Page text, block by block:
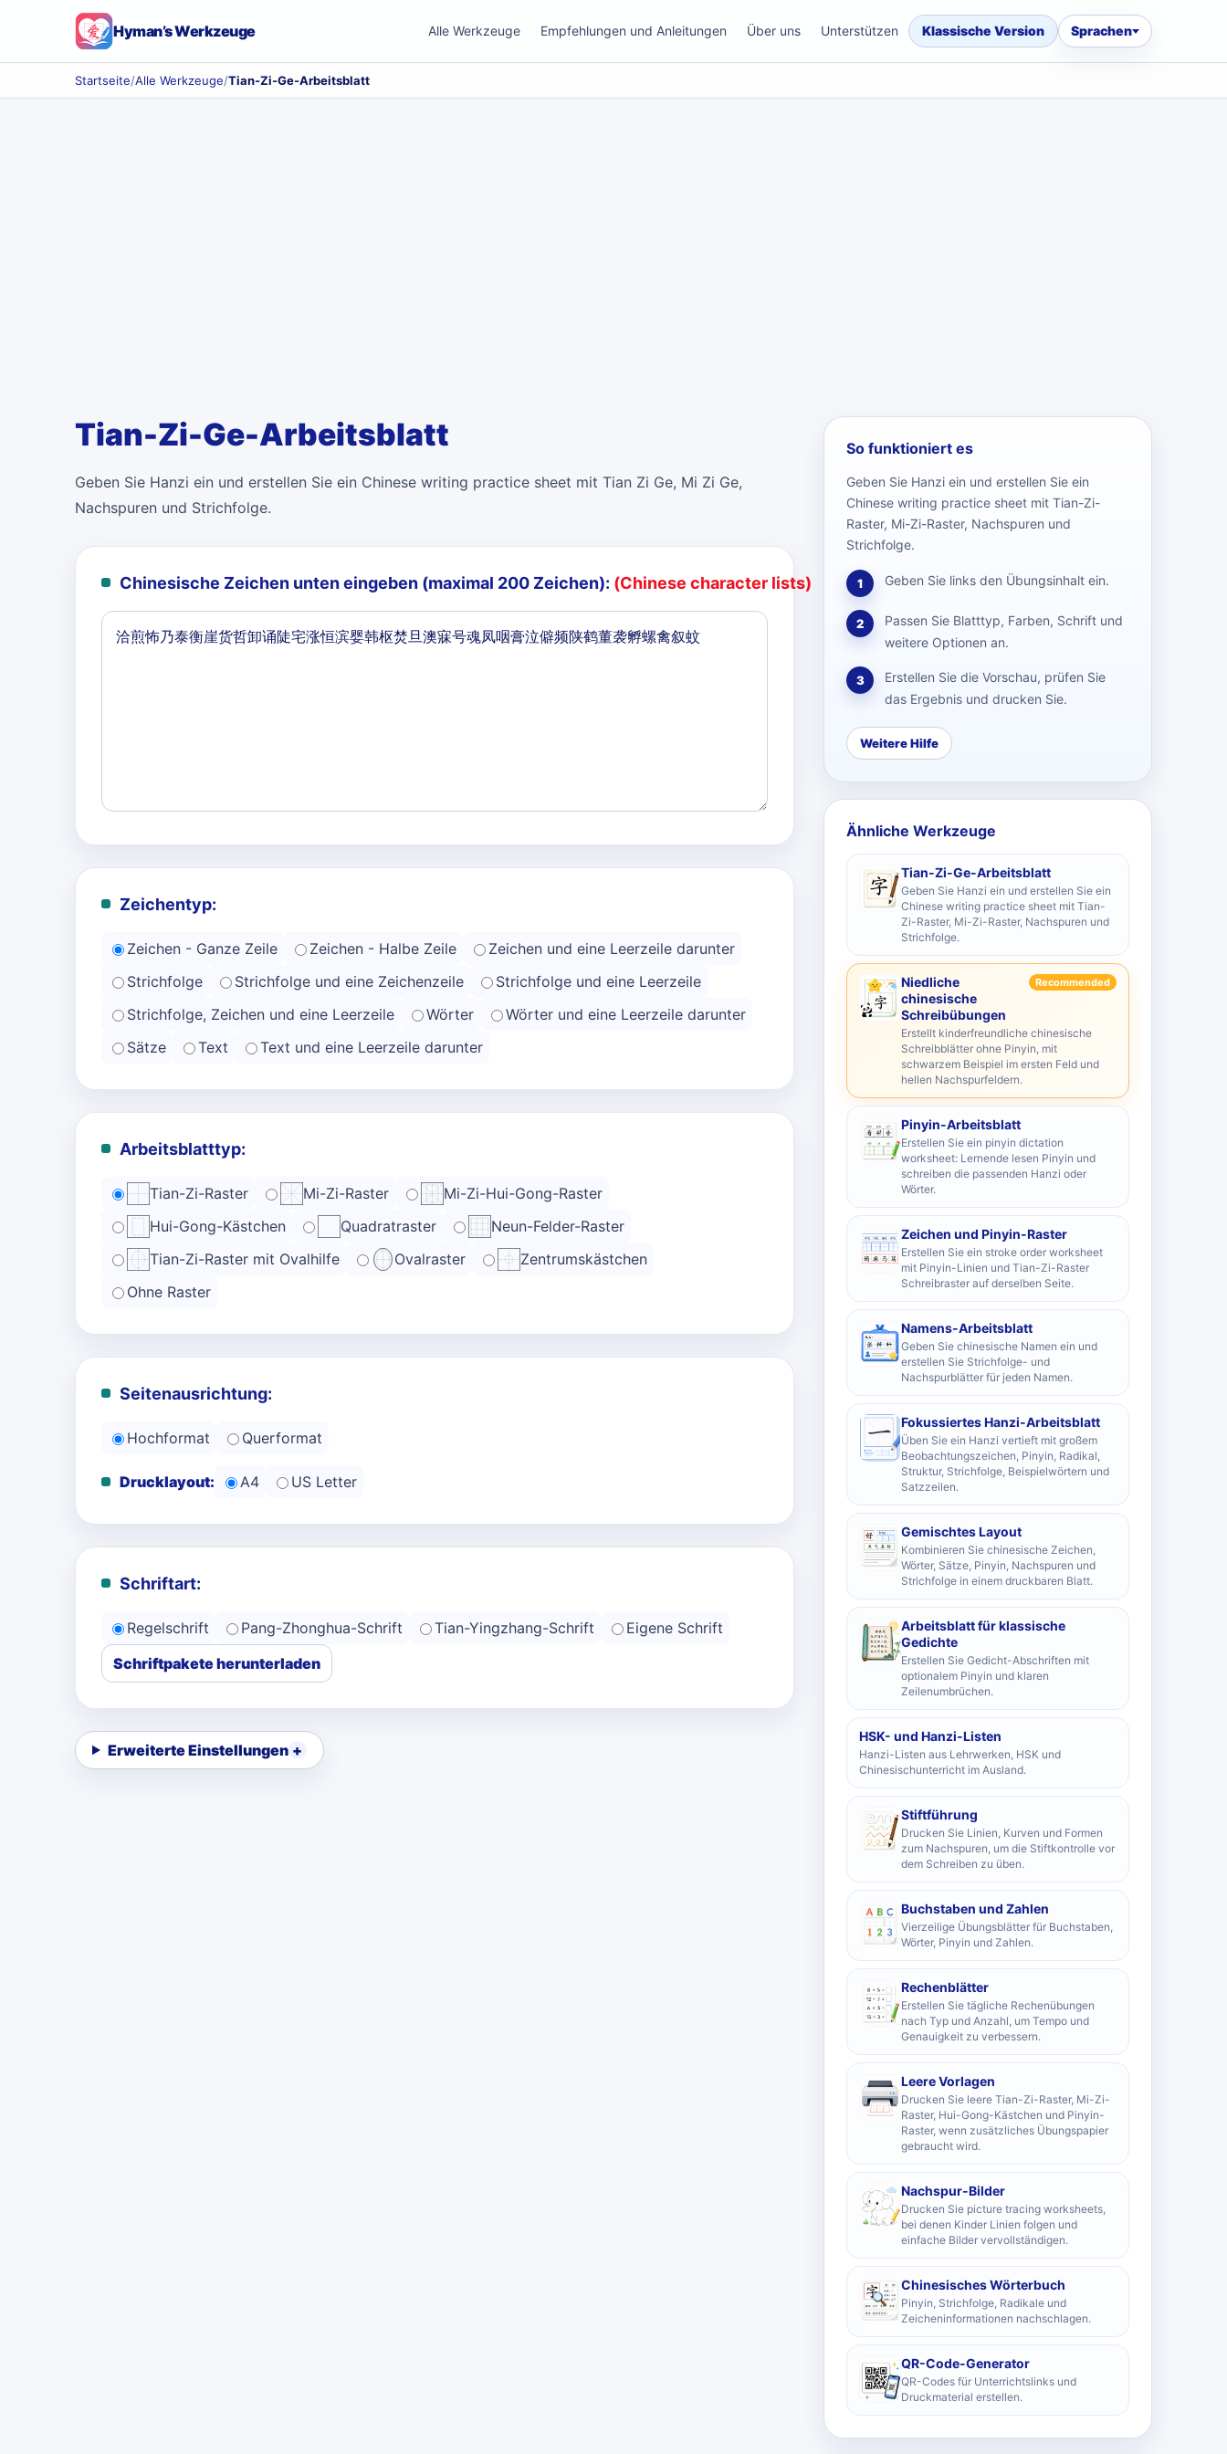
Hyman’s Werkzeuge Alle Werkzeuge Empfehlungen und Anleitungen Über uns Unterstützen Klassische Version Sprachen
Startseite/Alle Werkzeuge/Tian-Zi-Ge-Arbeitsblatt
Tian-Zi-Ge-Arbeitsblatt
Geben Sie Hanzi ein und erstellen Sie ein Chinese writing practice sheet mit Tian Zi Ge, Mi Zi Ge,
Nachspuren und Strichfolge.
Chinesische Zeichen unten eingeben (maximal 200 Zeichen): (Chinese character lists)
Zeichentyp:
Zeichen - Ganze Zeile Zeichen - Halbe Zeile
Zeichen und eine Leerzeile darunter
Strichfolge
Strichfolge und eine Zeichenzeile
Strichfolge und eine Leerzeile
Strichfolge, Zeichen und eine Leerzeile
Wörter
Wörter und eine Leerzeile darunter
Sätze
Text Text und eine Leerzeile darunter
Arbeitsblatttyp:
Tian-Zi-Raster Mi-Zi-Raster
Mi-Zi-Hui-Gong-Raster
Hui-Gong-Kästchen
Quadratraster
Neun-Felder-Raster
Tian-Zi-Raster mit Ovalhilfe
Ovalraster
Zentrumskästchen
Ohne Raster
Seitenausrichtung:
Hochformat Querformat
Drucklayout: A4 US Letter
Schriftart:
Regelschrift Pang-Zhonghua-Schrift Tian-Yingzhang-Schrift
Eigene Schrift
Schriftpakete herunterladen
Erweiterte Einstellungen
So funktioniert es
Geben Sie Hanzi ein und erstellen Sie ein
Chinese writing practice sheet mit Tian-Zi-
Raster, Mi-Zi-Raster, Nachspuren und
Strichfolge.
1 Geben Sie links den Übungsinhalt ein.
2
Passen Sie Blatttyp, Farben, Schrift und
weitere Optionen an.
3
Erstellen Sie die Vorschau, prüfen Sie
das Ergebnis und drucken Sie.
Weitere Hilfe
Ähnliche Werkzeuge
Tian-Zi-Ge-Arbeitsblatt
Geben Sie Hanzi ein und erstellen Sie ein
Chinese writing practice sheet mit Tian-
Zi-Raster, Mi-Zi-Raster, Nachspuren und
Strichfolge.
Niedliche
chinesische
Schreibübungen
Recommended
Erstellt kinderfreundliche chinesische
Schreibblätter ohne Pinyin, mit
schwarzem Beispiel im ersten Feld und
hellen Nachspurfeldern.
Pinyin-Arbeitsblatt
Erstellen Sie ein pinyin dictation
worksheet: Lernende lesen Pinyin und
schreiben die passenden Hanzi oder
Wörter.
Zeichen und Pinyin-Raster
Erstellen Sie ein stroke order worksheet
mit Pinyin-Linien und Tian-Zi-Raster
Schreibraster auf derselben Seite.
Namens-Arbeitsblatt
Geben Sie chinesische Namen ein und
erstellen Sie Strichfolge- und
Nachspurblätter für jeden Namen.
Fokussiertes Hanzi-Arbeitsblatt
Üben Sie ein Hanzi vertieft mit großem
Beobachtungszeichen, Pinyin, Radikal,
Struktur, Strichfolge, Beispielwörtern und
Satzzeilen.
Gemischtes Layout
Kombinieren Sie chinesische Zeichen,
Wörter, Sätze, Pinyin, Nachspuren und
Strichfolge in einem druckbaren Blatt.
Arbeitsblatt für klassische
Gedichte
Erstellen Sie Gedicht-Abschriften mit
optionalem Pinyin und klaren
Zeilenumbrüchen.
HSK- und Hanzi-Listen
Hanzi-Listen aus Lehrwerken, HSK und
Chinesischunterricht im Ausland.
Stiftführung
Drucken Sie Linien, Kurven und Formen
zum Nachspuren, um die Stiftkontrolle vor
dem Schreiben zu üben.
Buchstaben und Zahlen
Vierzeilige Übungsblätter für Buchstaben,
Wörter, Pinyin und Zahlen.
Rechenblätter
Erstellen Sie tägliche Rechenübungen
nach Typ und Anzahl, um Tempo und
Genauigkeit zu verbessern.
Leere Vorlagen
Drucken Sie leere Tian-Zi-Raster, Mi-Zi-
Raster, Hui-Gong-Kästchen und Pinyin-
Raster, wenn zusätzliches Übungspapier
gebraucht wird.
Nachspur-Bilder
Drucken Sie picture tracing worksheets,
bei denen Kinder Linien folgen und
einfache Bilder vervollständigen.
Chinesisches Wörterbuch
Pinyin, Strichfolge, Radikale und
Zeicheninformationen nachschlagen.
QR-Code-Generator
QR-Codes für Unterrichtslinks und
Druckmaterial erstellen.